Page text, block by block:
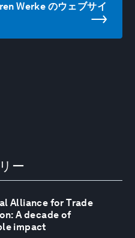
Werke のウェブサイ
ー
Alliance for Trade
A decade of
impact